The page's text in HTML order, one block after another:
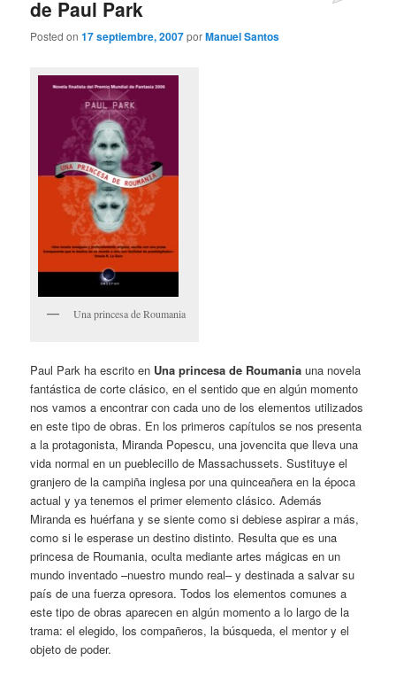
de Paul Park
Posted on17 septiembre, 2007porManuel Santos
Una princesa de Roumania
Paul Park ha escrito en Una princesa de Roumania una novela
fantástica de corte clásico, en el sentido que en algún momento
nos vamos a encontrar con cada uno de los elementos utilizados
en este tipo de obras. En los primeros capítulos se nos presenta
a la protagonista, Miranda Popescu, una jovencita que lleva una
vida normal en un pueblecillo de Massachussets. Sustituye el
granjero de la campiña inglesa por una quinceañera en la época
actual y ya tenemos el primer elemento clásico. Además
Miranda es huérfana y se siente como si debiese aspirar a más,
como si le esperase un destino distinto. Resulta que es una
princesa de Roumania, oculta mediante artes mágicas en un
mundo inventado –nuestro mundo real– y destinada a salvar su
país de una fuerza opresora. Todos los elementos comunes a
este tipo de obras aparecen en algún momento a lo largo de la
trama: el elegido, los compañeros, la búsqueda, el mentor y el
objeto de poder.